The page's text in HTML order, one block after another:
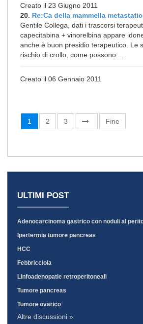
Creato il 23 Giugno 2011
20. Re:Ca della mammella
Gentile Collega, dati i trascorsi
capecitabina + vinorelbina appare
anche è buon presidio terapeutico. Le
rischio di crollo, come possono ...
Creato il 06 Gennaio 2011
1 2 3 Fine
ULTIMI POST
Adenocarcinoma gastrico con noduli al
Ipertermia tumore pancreas
HCC
Febbricciola
Linfoadenopatie retroperitoneali
Tumore pancreas
Tumore ovarico
Altre discussioni »